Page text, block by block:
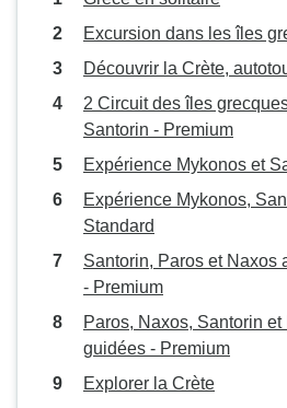
Excursion dans les îles
Découvrir la Crète,
2 Circuit des îles
Santorin - Premium
Expérience Mykonos et
Expérience Mykonos,
Standard
Santorin, Paros et Naxos
- Premium
Paros, Naxos, Santorin
guidées - Premium
Explorer la Crète